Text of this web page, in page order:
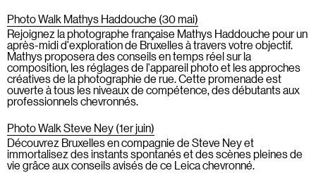
Photo Walk Mathys Haddouche (30 mai)
Rejoignez la photographe française Mathys Haddouche pour un
après-midi d'exploration de Bruxelles à travers votre objectif.
Mathys proposera des conseils en temps réel sur la
composition, les réglages de l'appareil photo et les approches
créatives de la photographie de rue. Cette promenade est
ouverte à tous les niveaux de compétence, des débutants aux
professionnels chevronnés.
Photo Walk Steve Ney (1er juin)
Découvrez Bruxelles en compagnie de Steve Ney et
immortalisez des instants spontanés et des scènes pleines de
vie grâce aux conseils avisés de ce Leica chevronné.